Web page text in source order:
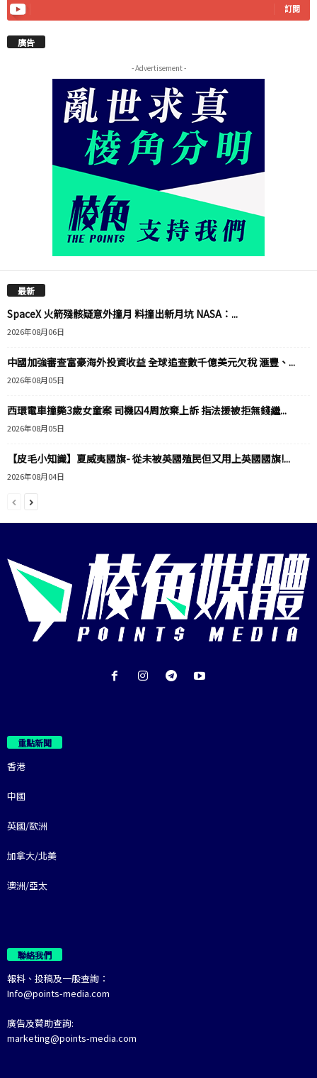
訂閱
廣告
- Advertisement -
最新
SpaceX 火箭殘骸疑意外撞月 料撞出新月坑 NASA：...
2026年08月06日
中國加強審查富豪海外投資收益 全球追查數千億美元欠稅 滙豐、...
2026年08月05日
西環電車撞斃3歲女童案 司機囚4周放棄上訴 指法援被拒無錢繼...
2026年08月05日
【皮毛小知識】夏威夷國旗- 從未被英國殖民但又用上英國國旗!...
2026年08月04日
重點新聞
香港
中國
英國/歐洲
加拿大/北美
澳洲/亞太
聯絡我們
報料、投稿及一般查詢：
Info@points-media.com
廣告及贊助查詢:
marketing@points-media.com